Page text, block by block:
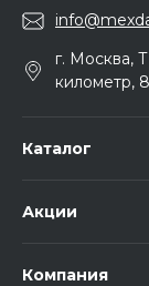
г. Москва,
километр,
Каталог
Акции
Компания